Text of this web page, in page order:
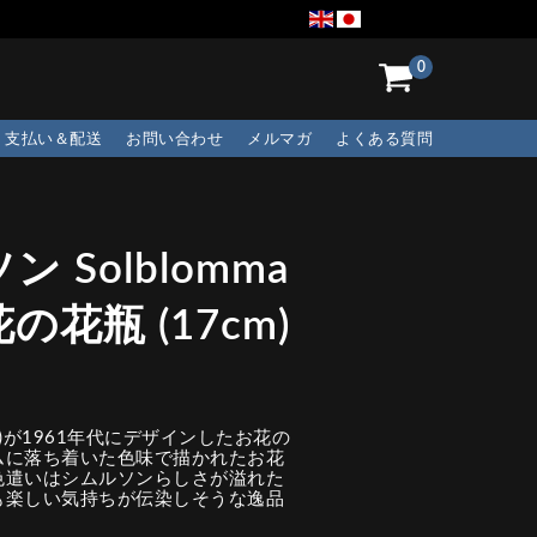
0
よくある質問
メルマガ
お問い合わせ
支払い＆配送
ン Solblomma
花瓶 (17cm)
1961年代にデザインしたお花の
落ち着いた色味で描かれたお花
いはシムルソンらしさが溢れた
しい気持ちが伝染しそうな逸品